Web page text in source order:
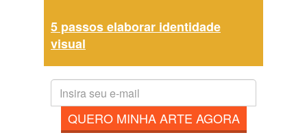
5 passos elaborar identidade
visual
QUERO MINHA ARTE AGORA